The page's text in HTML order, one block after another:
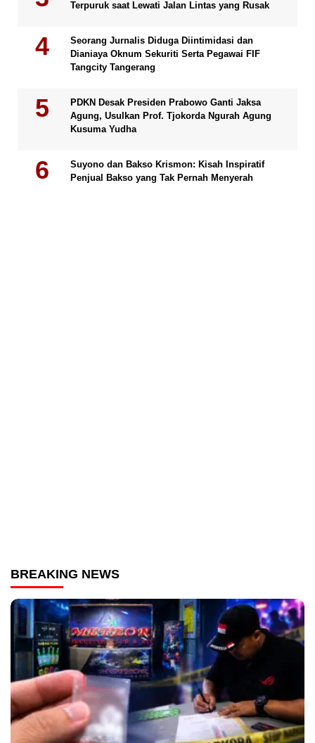
Terpuruk saat Lewati Jalan Lintas yang Rusak
Seorang Jurnalis Diduga Diintimidasi dan
Dianiaya Oknum Sekuriti Serta Pegawai FIF
Tangcity Tangerang
PDKN Desak Presiden Prabowo Ganti Jaksa
Agung, Usulkan Prof. Tjokorda Ngurah Agung
Kusuma Yudha
Suyono dan Bakso Krismon: Kisah Inspiratif
Penjual Bakso yang Tak Pernah Menyerah
BREAKING NEWS